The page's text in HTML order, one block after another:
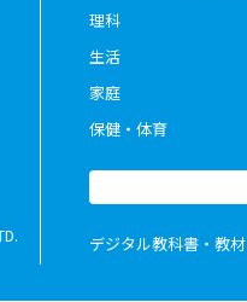
理科
生活
家庭
保健・体育
デジタル教科書・教材